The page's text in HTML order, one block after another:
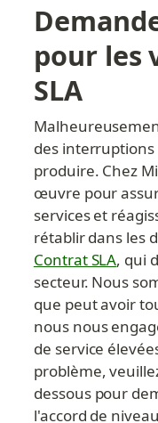
pour les
SLA
des interruptions
produire. Chez
œuvre pour
services et
rétablir dans les
Contrat SLA, qui
secteur. Nous
que peut avoir
nous nous
de service
problème,
dessous pour
l'accord de